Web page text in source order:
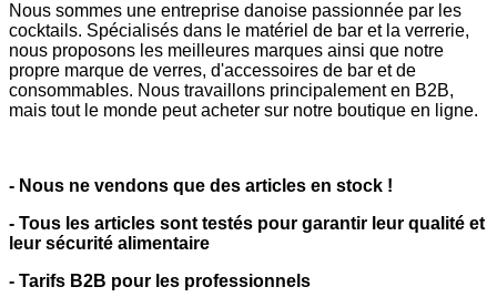
Nous sommes une entreprise danoise passionnée par les
cocktails. Spécialisés dans le matériel de bar et la verrerie,
nous proposons les meilleures marques ainsi que notre
propre marque de verres, d'accessoires de bar et de
consommables. Nous travaillons principalement en B2B,
mais tout le monde peut acheter sur notre boutique en ligne.
- Nous ne vendons que des articles en stock !
- Tous les articles sont testés pour garantir leur qualité et
leur sécurité alimentaire
- Tarifs B2B pour les professionnels